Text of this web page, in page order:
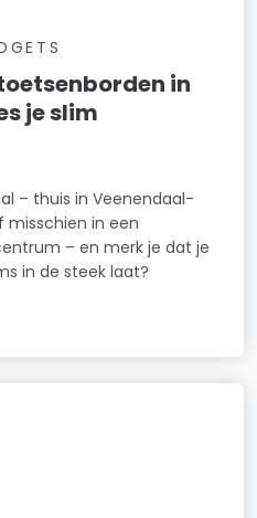
in
je slim
– thuis in Veenendaal-
misschien in een
– en merk je dat je
in de steek laat?